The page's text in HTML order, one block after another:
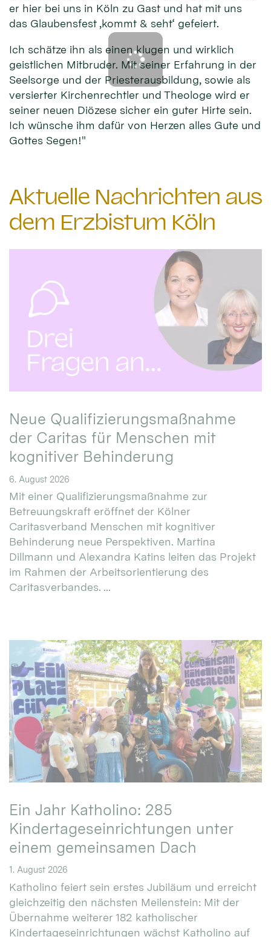
er hier bei uns in Köln zu Gast und hat mit uns
das Glaubensfest ‚kommt & seht‘ gefeiert.
Ich schätze ihn als einen klugen und wirklich
geistlichen Mitbruder. Mit seiner Erfahrung in der
Seelsorge und der Priesterausbildung, sowie als
versierter Kirchenrechtler und Theologe wird er
seiner neuen Diözese sicher ein guter Hirte sein.
Ich wünsche ihm dafür von Herzen alles Gute und
Gottes Segen!"
Aktuelle Nachrichten aus
dem Erzbistum Köln
Neue Qualifizierungsmaßnahme
der Caritas für Menschen mit
kognitiver Behinderung
6. August 2026
Mit einer Qualifizierungsmaßnahme zur
Betreuungskraft eröffnet der Kölner
Caritasverband Menschen mit kognitiver
Behinderung neue Perspektiven. Martina
Dillmann und Alexandra Katins leiten das Projekt
im Rahmen der Arbeitsorientierung des
Caritasverbandes. ...
Ein Jahr Katholino: 285
Kindertageseinrichtungen unter
einem gemeinsamen Dach
1. August 2026
Katholino feiert sein erstes Jubiläum und erreicht
gleichzeitig den nächsten Meilenstein: Mit der
Übernahme weiterer 182 katholischer
Kindertageseinrichtungen wächst Katholino auf